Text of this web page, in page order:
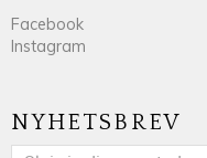
Facebook
Instagram
NYHETSBREV